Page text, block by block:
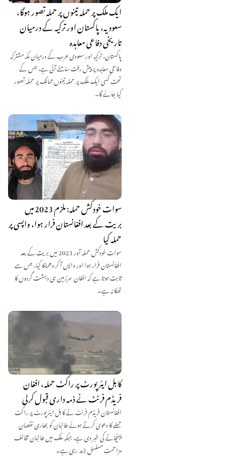
ایک ملک پر حملہ تینوں پر حملہ تصور ہوگا،
سعودیہ، پاکستان اور ترکیہ کے درمیان
تاریخی دفاعی معاہدہ
پاکستان، ترکیہ اور سعودی عرب کے درمیان مکہ مشترکہ
دفاعی معاہدہ پر پیش رفت سامنے آئی ہے، جس کے
تحت کسی ایک ملک پر حملہ تینوں ممالک پر حملہ تصور
کیا جائے گا۔
سوات خودکش حملہ: ملزم 2023 میں
بریت کے بعد افغانستان فرار ہوا، واپسی پر
حملہ کیا
سوات خودکش حملہ آور 2023 میں بریت کے بعد
افغانستان فرار ہوا اور واپس آ کر دھماکا کیا، جس سے
ثابت ہوتا ہے کہ افغان سرزمین ہی دہشت گردوں کا
ٹھکانہ ہے۔
کابل ایئرپورٹ پر راکٹ حملہ، افغان
فریڈم فرنٹ نے ذمہ داری قبول کرلی
افغانستان فریڈم فرنٹ نے کابل ایئرپورٹ پر راکٹ
حملے کا دعویٰ کرتے ہوئے طالبان کو بھاری نقصان
پہنچانے کی خبر دی ہے، جبکہ ملک میں طالبان مخالف
مزاحمت مسلسل بڑھ رہی ہے۔